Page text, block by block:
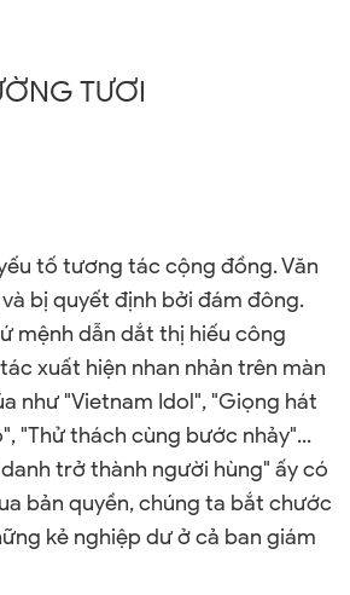
TƯƠI
tố tương tác cộng đồng. Văn
bị quyết định bởi đám đông.
mệnh dẫn dắt thị hiếu công
xuất hiện nhan nhản trên màn
như "Vietnam Idol", "Giọng hát
"Thử thách cùng bước nhảy"...
trở thành người hùng" ấy có
bản quyền, chúng ta bắt chước
kẻ nghiệp dư ở cả ban giám